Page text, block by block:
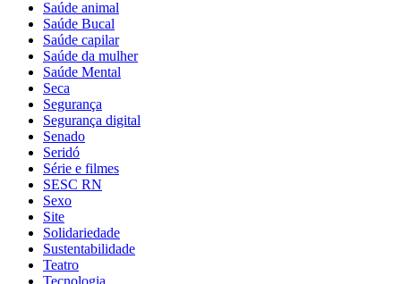
Saúde animal
Saúde Bucal
Saúde capilar
Saúde da mulher
Saúde Mental
Seca
Segurança
Segurança digital
Senado
Seridó
Série e filmes
SESC RN
Sexo
Site
Solidariedade
Sustentabilidade
Teatro
Tecnologia